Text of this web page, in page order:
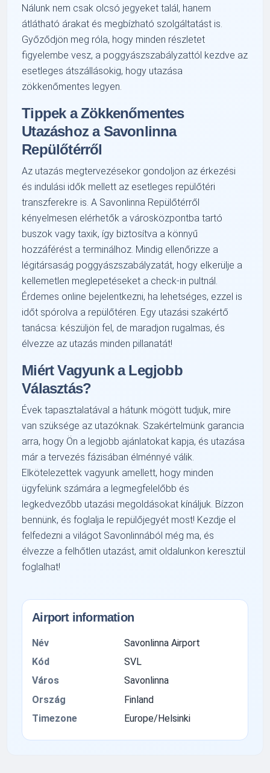
Nálunk nem csak olcsó jegyeket talál, hanem
átlátható árakat és megbízható szolgáltatást is.
Győződjön meg róla, hogy minden részletet
figyelembe vesz, a poggyászszabályzattól kezdve az
esetleges átszállásokig, hogy utazása
zökkenőmentes legyen.
Tippek a Zökkenőmentes
Utazáshoz a Savonlinna
Repülőtérről
Az utazás megtervezésekor gondoljon az érkezési
és indulási idők mellett az esetleges repülőtéri
transzferekre is. A Savonlinna Repülőtérről
kényelmesen elérhetők a városközpontba tartó
buszok vagy taxik, így biztosítva a könnyű
hozzáférést a terminálhoz. Mindig ellenőrizze a
légitársaság poggyászszabályzatát, hogy elkerülje a
kellemetlen meglepetéseket a check-in pultnál.
Érdemes online bejelentkezni, ha lehetséges, ezzel is
időt spórolva a repülőtéren. Egy utazási szakértő
tanácsa: készüljön fel, de maradjon rugalmas, és
élvezze az utazás minden pillanatát!
Miért Vagyunk a Legjobb
Választás?
Évek tapasztalatával a hátunk mögött tudjuk, mire
van szüksége az utazóknak. Szakértelmünk garancia
arra, hogy Ön a legjobb ajánlatokat kapja, és utazása
már a tervezés fázisában élménnyé válik.
Elkötelezettek vagyunk amellett, hogy minden
ügyfelünk számára a legmegfelelőbb és
legkedvezőbb utazási megoldásokat kínáljuk. Bízzon
bennünk, és foglalja le repülőjegyét most! Kezdje el
felfedezni a világot Savonlinnából még ma, és
élvezze a felhőtlen utazást, amit oldalunkon keresztül
foglalhat!
Airport information
Név
Savonlinna Airport
Kód
SVL
Város
Savonlinna
Ország
Finland
Timezone
Europe/Helsinki